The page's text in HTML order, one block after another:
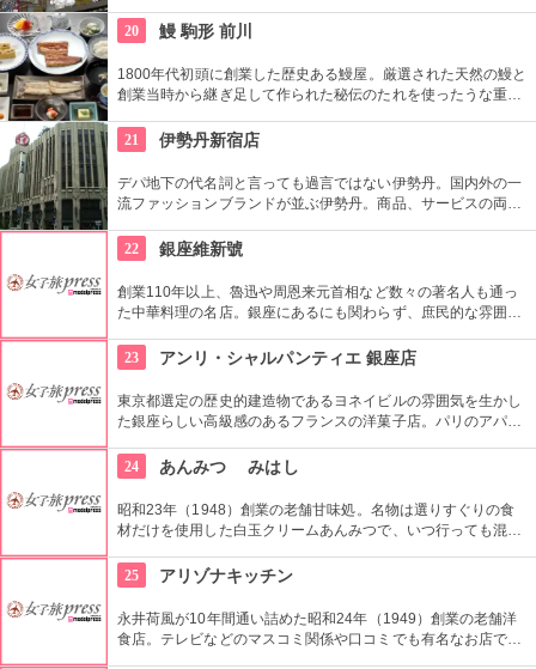
あります。多彩なお店が並んでいて、買い物や食事も楽しめま
す。
20 鰻 駒形 前川
1800年代初頭に創業した歴史ある鰻屋。厳選された天然の鰻と
創業当時から継ぎ足して作られた秘伝のたれを使ったうな重は
21
伊勢丹新宿店
デパ地下の代名詞と言っても過言ではない伊勢丹。国内外の一
流ファッションブランドが並ぶ伊勢丹。商品、サービスの両面
とメンズ館があり、百貨店業界では衣料品の売上高日本一を誇
っている。
22 銀座維新號
創業110年以上、魯迅や周恩来元首相など数々の著名人も通っ
た中華料理の名店。銀座にあるにも関わらず、庶民的な雰囲気
を得ています。
23 アンリ・シャルパンティエ 銀座店
東京都選定の歴史的建造物であるヨネイビルの雰囲気を生かし
た銀座らしい高級感のあるフランスの洋菓子店。パリのアパル
看板メニューのクレープ・シュゼットを試してほしい。
24 あんみつ みはし
昭和23年（1948）創業の老舗甘味処。名物は選りすぐりの食
材だけを使用した白玉クリームあんみつで、いつ行っても混ん
25
アリゾナキッチン
永井荷風が10年間通い詰めた昭和24年（1949）創業の老舗洋
食店。テレビなどのマスコミ関係や口コミでも有名なお店で、